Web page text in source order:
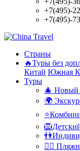
+7(495)-
+7(495)-
Страны
🔥Туры без
Китай Южная
Туры
🎄 Новый
🌍
🏊‍♂